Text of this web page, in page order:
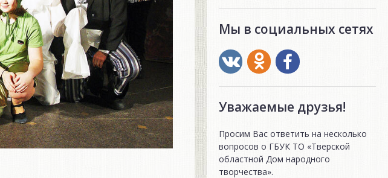
Мы в социальных сетях
Уважаемые друзья!
Просим Вас ответить на несколько
вопросов о ГБУК ТО «Тверской
областной Дом народного
творчества».